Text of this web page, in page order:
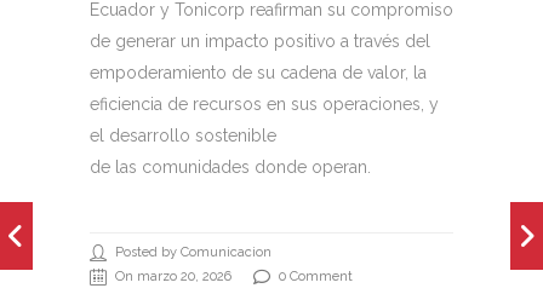
Ecuador y Tonicorp reafirman su compromiso
de generar un impacto positivo a través del
empoderamiento de su cadena de valor, la
eficiencia de recursos en sus operaciones, y
el desarrollo sostenible
de las comunidades donde operan.
Posted by Comunicacion
On marzo 20, 2026
0 Comment